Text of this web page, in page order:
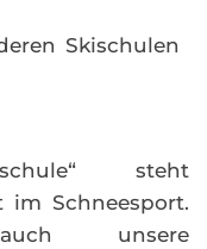
Skischulen
steht
Schneesport.
unsere